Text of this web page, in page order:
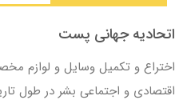
اتحادیه جهانی پست
اختراع و تکمیل وسایل و لوازم
اقتصادی و اجتماعی بشر در طول